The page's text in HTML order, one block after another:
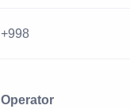
+998
Operator